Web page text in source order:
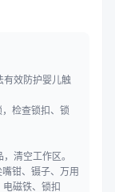
有效防护婴儿触
检查锁扣、锁
清空工作区。
钳、镊子、万用
磁铁、锁扣